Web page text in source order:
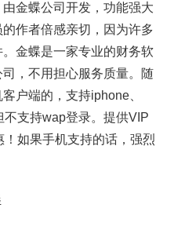
金蝶公司开发，功能强大
作者倍感亲切，因为许多
金蝶是一家专业的财务软
，不用担心服务质量。随
户端的，支持iphone、
支持wap登录。提供VIP
如果手机支持的话，强烈